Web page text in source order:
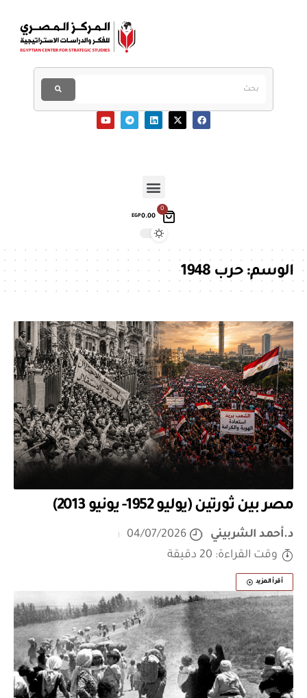
0
EGP0.00
الوسم:حرب 1948
مصر بين ثورتين (يوليو 1952- يونيو 2013)
د.أحمد الشربيني
04/07/2026
وقت القراءة: 20 دقيقة
أقرأ المزيد